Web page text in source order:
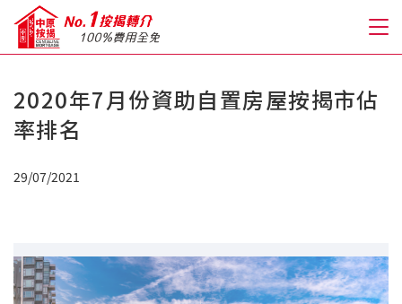
關於我們
免費開戶轉介服務
2020年7月份資助自置房屋按揭市佔
率排名
29/07/2021